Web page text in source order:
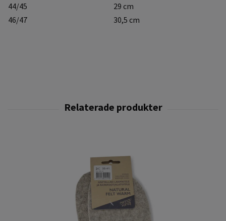
44/45
29 cm
46/47
30,5 cm